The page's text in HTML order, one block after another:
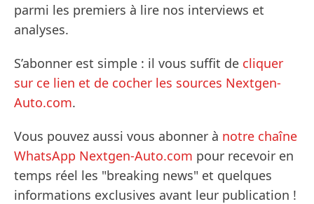
parmi les premiers à lire nos interviews et
analyses.
S’abonner est simple : il vous suffit de cliquer
sur ce lien et de cocher les sources Nextgen-
Auto.com.
Vous pouvez aussi vous abonner à notre chaîne
WhatsApp Nextgen-Auto.com pour recevoir en
temps réel les "breaking news" et quelques
informations exclusives avant leur publication !